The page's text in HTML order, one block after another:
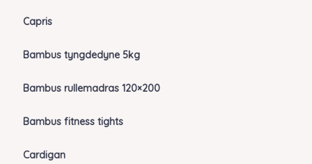
Capris
Bambus tyngdedyne 5kg
Bambus rullemadras 120×200
Bambus fitness tights
Cardigan